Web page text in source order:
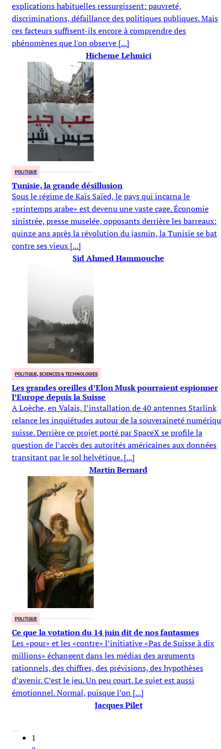
explications habituelles ressurgissent: pauvreté,
discriminations, défaillance des politiques publiques. Mais
ces facteurs suffisent-ils encore à comprendre des
phénomènes que l'on observe [...]
Hicheme Lehmici
POLITIQUE
Tunisie, la grande désillusion
Sous le régime de Kaïs Saïed, le pays qui incarna le
«printemps arabe» est devenu une vaste cage. Économie
sinistrée, presse muselée, opposants derrière les barreaux:
quinze ans après la révolution du jasmin, la Tunisie se bat
contre ses vieux [...]
Sid Ahmed Hammouche
POLITIQUE, SCIENCES & TECHNOLOGIES
Les grandes oreilles d’Elon Musk pourraient espionner
l’Europe depuis la Suisse
A Loèche, en Valais, l’installation de 40 antennes Starlink
relance les inquiétudes autour de la souveraineté
suisse. Derrière ce projet porté par SpaceX se profile la
question de l’accès des autorités américaines aux données
transitant par le sol helvétique. [...]
Martin Bernard
POLITIQUE
Ce que la votation du 14 juin dit de nos fantasmes
Les «pour» et les «contre» l’initiative «Pas de Suisse à dix
millions» échangent dans les médias des arguments
rationnels, des chiffres, des prévisions, des hypothèses
d’avenir. C’est le jeu. Un peu court. Le sujet est aussi
émotionnel. Normal, puisque l’on [...]
Jacques Pilet
1